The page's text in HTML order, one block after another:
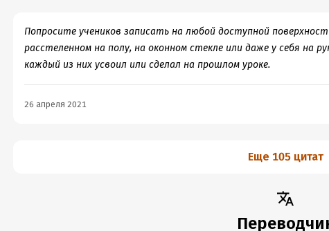
Попросите учеников записать на любой доступной
расстеленном на полу, на оконном стекле или даже у себя на
каждый из них усвоил или сделал на прошлом уроке.
26 апреля 2021
Еще 105 цитат